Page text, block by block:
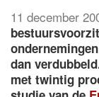
11 december
dan
met twintig